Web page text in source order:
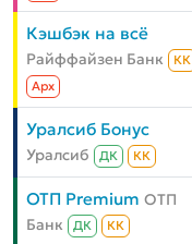
Кэшбэк на всё
Райффайзен Банк
КК
Aрх
Уралсиб Бонус
Уралсиб ДК КК
ОТП Premium ОТП
Банк
ДК КК